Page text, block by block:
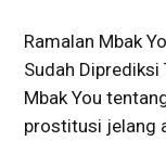
Ramalan Mbak
Sudah
Mbak You
prostitusi jelang